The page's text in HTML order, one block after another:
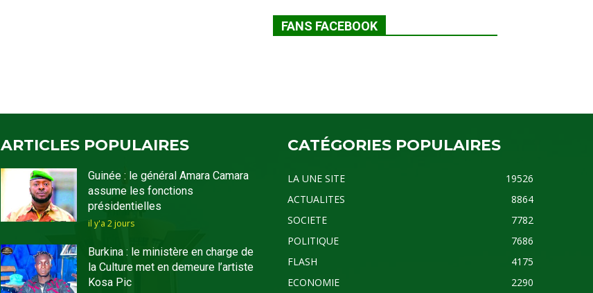
FANS FACEBOOK
ARTICLES POPULAIRES
Guinée : le général Amara Camara
assume les fonctions
présidentielles
il y'a 2 jours
Burkina : le ministère en charge de
la Culture met en demeure l’artiste
Kosa Pic
CATÉGORIES POPULAIRES
LA UNE SITE
19526
ACTUALITES
8864
SOCIETE
7782
POLITIQUE
7686
FLASH
4175
ECONOMIE
2290